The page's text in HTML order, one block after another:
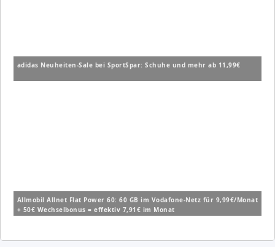
adidas Neuheiten-Sale bei SportSpar: Schuhe und mehr ab 11,99€
Allmobil Allnet Flat Power 60: 60 GB im Vodafone-Netz für 9,99€/Monat
+ 50€ Wechselbonus = effektiv 7,91€ im Monat